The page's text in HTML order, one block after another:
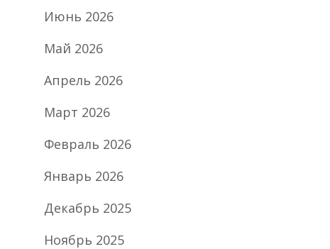
Июнь 2026
Май 2026
Апрель 2026
Март 2026
Февраль 2026
Январь 2026
Декабрь 2025
Ноябрь 2025